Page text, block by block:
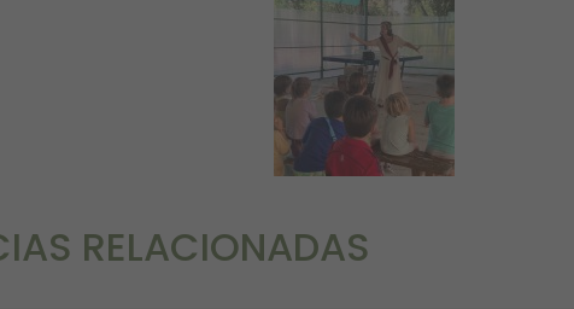
RELACIONADAS